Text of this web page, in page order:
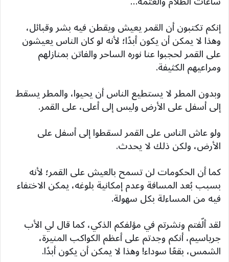
إنكم تكتبون أن القمر يعيش ويقطن فيه بشر وقبائل،
وهذا لا يمكن أن يكون أبدًا؛ لأنه لو كان الناس يعيشون
على القمر لحجبوا عنا نوره الساحر والفاتن بمنازلهم
ومراعيهم الكثيفة.
وبدون المطر لا يستطيع الناس أن يحيوا، والمطر يسقط
إلى أسفل على الأرض وليس إلى أعلى، على القمر.
ولو عاش الناس على القمر لسقطوا إلى أسفل على
الأرض، ولكن ذلك لا يحدث.
كما أن الحكومات لن تسمح بالعيش على القمر؛ لأنه
بسبب بُعد المسافة وعدم إمكانية بلوغه، يمكن الاختفاء
فيه من المساءلة بكل سهولة.
لقد ألّفتم ونشرتم في مؤلفكم الذكي، كما قال لي الأب
جرياسيم، أنكم وجدتم على أعظم الكواكب المنيرة،
الشمس، بقعًا سوداء! وهذا لا يمكن أن يكون أبدًا.